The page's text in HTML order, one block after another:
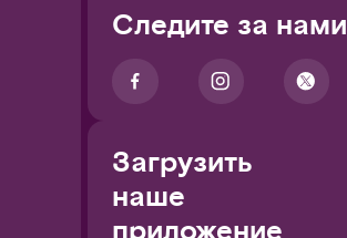
Следите за нами
Загрузить
наше
приложение